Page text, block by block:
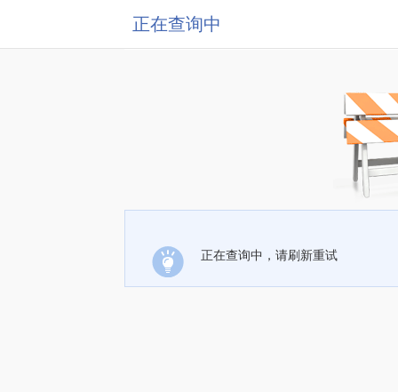
正在查询中
正在查询中，请刷新重试